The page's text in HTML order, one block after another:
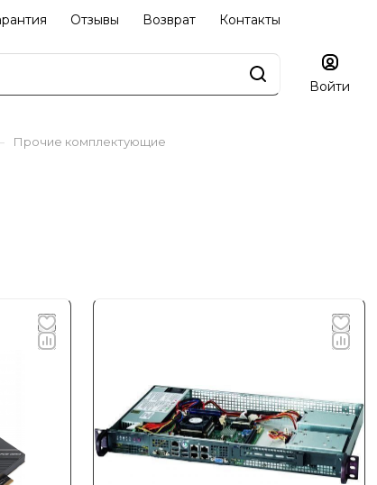
Отзывы Возврат Контакты
Войти
Прочие комплектующие